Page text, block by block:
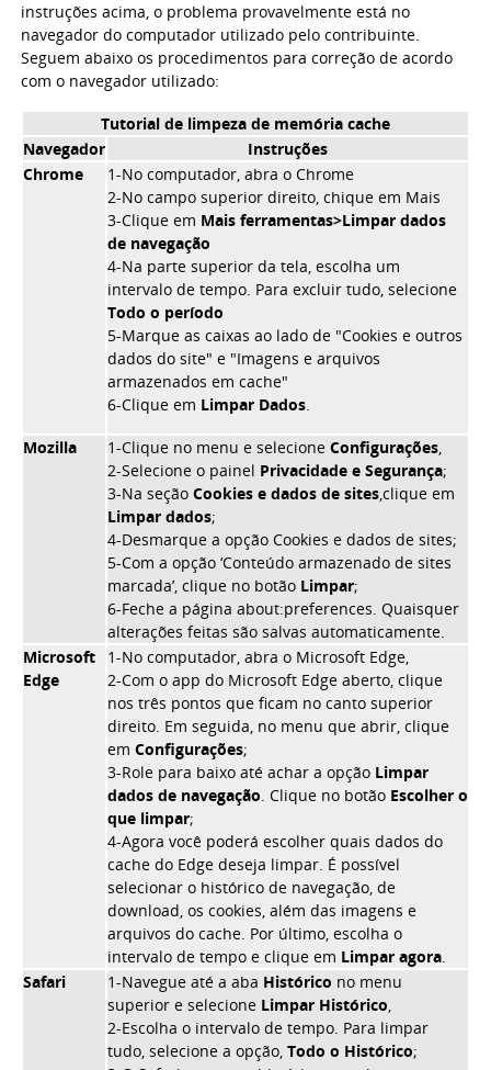
instruções acima, o problema provavelmente está no
navegador do computador utilizado pelo contribuinte.
Seguem abaixo os procedimentos para correção de acordo
com o navegador utilizado:
Tutorial de limpeza de memória cache
Navegador
Instruções
Chrome
1-No computador, abra o Chrome
2-No campo superior direito, chique em Mais
3-Clique em Mais ferramentas>Limpar dados
de navegação
4-Na parte superior da tela, escolha um
intervalo de tempo. Para excluir tudo, selecione
Todo o período
5-Marque as caixas ao lado de "Cookies e outros
dados do site" e "Imagens e arquivos
armazenados em cache"
6-Clique em Limpar Dados.
Mozilla 1-Clique no menu e selecione Configurações,
2-Selecione o painel Privacidade e Segurança;
3-Na seção Cookies e dados de sites,clique em
Limpar dados;
4-Desmarque a opção Cookies e dados de sites;
5-Com a opção ‘Conteúdo armazenado de sites
marcada’, clique no botão Limpar;
6-Feche a página about:preferences. Quaisquer
alterações feitas são salvas automaticamente.
Microsoft
Edge
1-No computador, abra o Microsoft Edge,
2-Com o app do Microsoft Edge aberto, clique
nos três pontos que ficam no canto superior
direito. Em seguida, no menu que abrir, clique
em Configurações;
3-Role para baixo até achar a opção Limpar
dados de navegação. Clique no botão Escolher o
que limpar;
4-Agora você poderá escolher quais dados do
cache do Edge deseja limpar. É possível
selecionar o histórico de navegação, de
download, os cookies, além das imagens e
arquivos do cache. Por último, escolha o
intervalo de tempo e clique em Limpar agora.
Safari
1-Navegue até a aba Histórico no menu
superior e selecione Limpar Histórico,
2-Escolha o intervalo de tempo. Para limpar
tudo, selecione a opção, Todo o Histórico;